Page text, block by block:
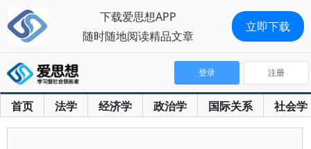
首页 法学 经济学 政治学 国际关系 社会学
登录 注册
下载爱思想APP
随时随地阅读精品文章
立即下载